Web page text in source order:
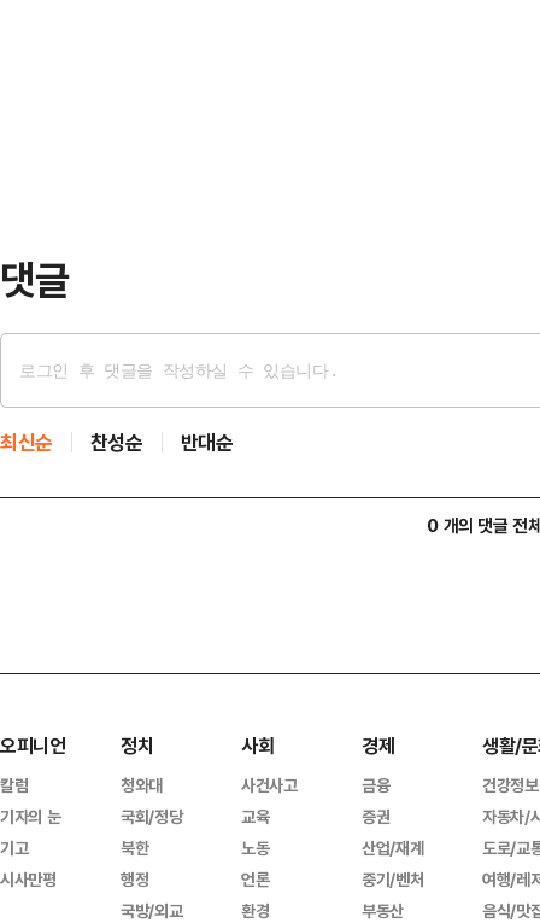
댓글
최신순 찬성순 반대순
0 개의 댓글 전
오피니언
칼럼
기자의 눈
기고
시사만평
정치
청와대
국회/정당
북한
행정
국방/외교
사회
사건사고
교육
노동
언론
환경
경제
금융
증권
산업/재계
중기/벤처
부동산
생활/
건강정보
자동차/
도로/교
여행/레
음식/맛